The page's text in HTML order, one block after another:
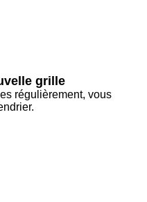
grille
régulièrement, vous